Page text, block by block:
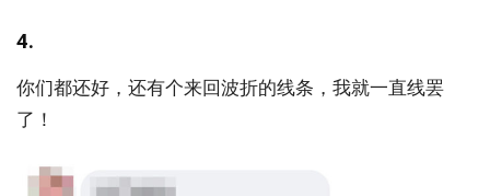
4.
你们都还好，还有个来回波折的线条，我就一直线罢
了！